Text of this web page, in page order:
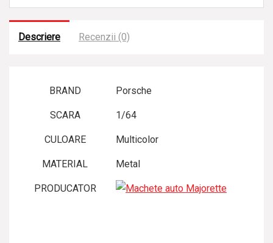
Descriere Recenzii (0)
BRAND Porsche
SCARA 1/64
CULOARE Multicolor
MATERIAL Metal
PRODUCATOR